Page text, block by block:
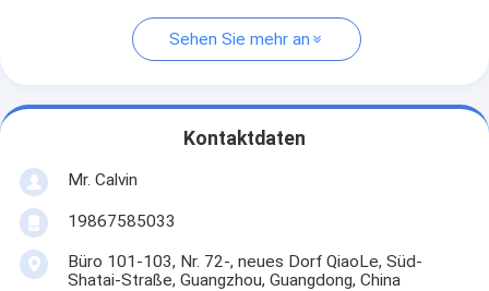
Sehen Sie mehr an
Kontaktdaten
Mr. Calvin
19867585033
Büro 101-103, Nr. 72-, neues Dorf QiaoLe, Süd-
Shatai-Straße, Guangzhou, Guangdong, China